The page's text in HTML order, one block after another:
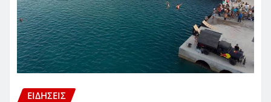
ΕΙΔΗΣΕΙΣ